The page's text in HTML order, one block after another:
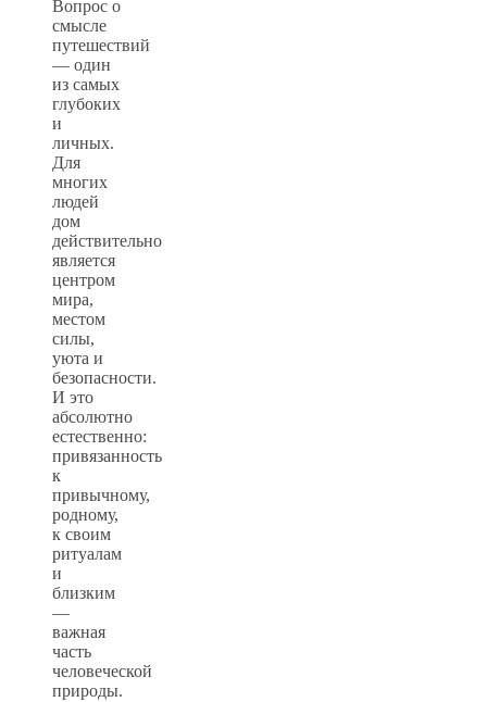
Вопрос о
смысле
путешествий
— один
из самых
глубоких
и
личных.
Для
многих
людей
дом
действительно
является
центром
мира,
местом
силы,
уюта и
безопасности.
И это
абсолютно
естественно:
привязанность
к
привычному,
родному,
к своим
ритуалам
и
близким
—
важная
часть
человеческой
природы.